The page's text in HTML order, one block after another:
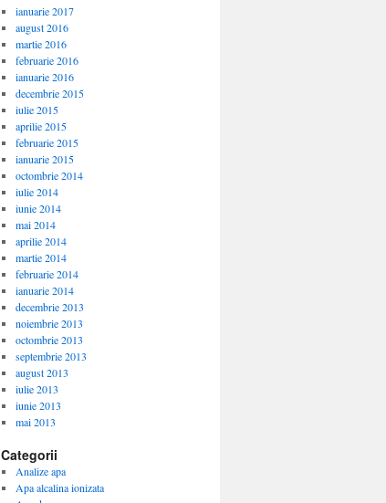
ianuarie 2017
august 2016
martie 2016
februarie 2016
ianuarie 2016
decembrie 2015
iulie 2015
aprilie 2015
februarie 2015
ianuarie 2015
octombrie 2014
iulie 2014
iunie 2014
mai 2014
aprilie 2014
martie 2014
februarie 2014
ianuarie 2014
decembrie 2013
noiembrie 2013
octombrie 2013
septembrie 2013
august 2013
iulie 2013
iunie 2013
mai 2013
Categorii
Analize apa
Apa alcalina ionizata